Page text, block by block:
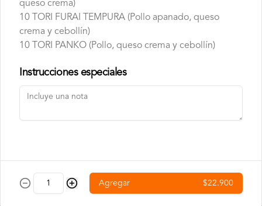
Red Peppers
Pan, carne smash de 120g, queso
americano, pimentones rojos dulces,
tocino crocante y salsa spicy (levemente
Bebestibles
Agua Mineral
queso crema)
10 TORI FURAI TEMPURA (Pollo apanado, queso
crema y cebollín)
10 TORI PANKO (Pollo, queso crema y cebollín)
Instrucciones especiales
Agregar $22.900